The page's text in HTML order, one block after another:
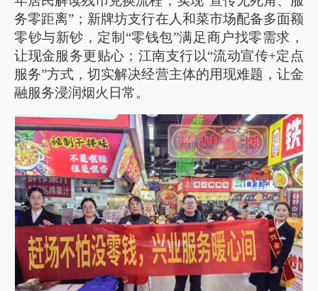
务零距离”；新牌坊支行在人和菜市场配备多面额
零钞与新钞，定制“零钱包”满足商户找零需求，
让现金服务更贴心；江南支行以“流动宣传+定点
服务”方式，切实解决经营主体的用现难题，让金
融服务浸润烟火日常。